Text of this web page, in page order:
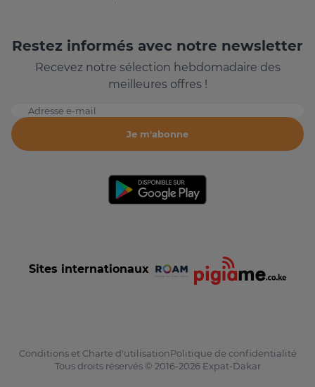
Restez informés avec notre newsletter
Recevez notre sélection hebdomadaire des
meilleures offres !
Adresse e-mail
Je m'abonne
Sites internationaux
Conditions et Charte d'utilisationPolitique de confidentialité
Tous droits réservés © 2016-2026 Expat-Dakar